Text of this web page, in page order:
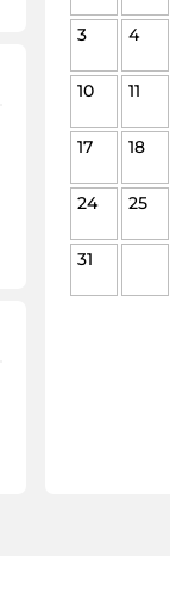
3 4
10 11
17 18
24 25
31